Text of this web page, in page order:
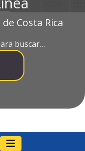
Costa Rica
buscar…